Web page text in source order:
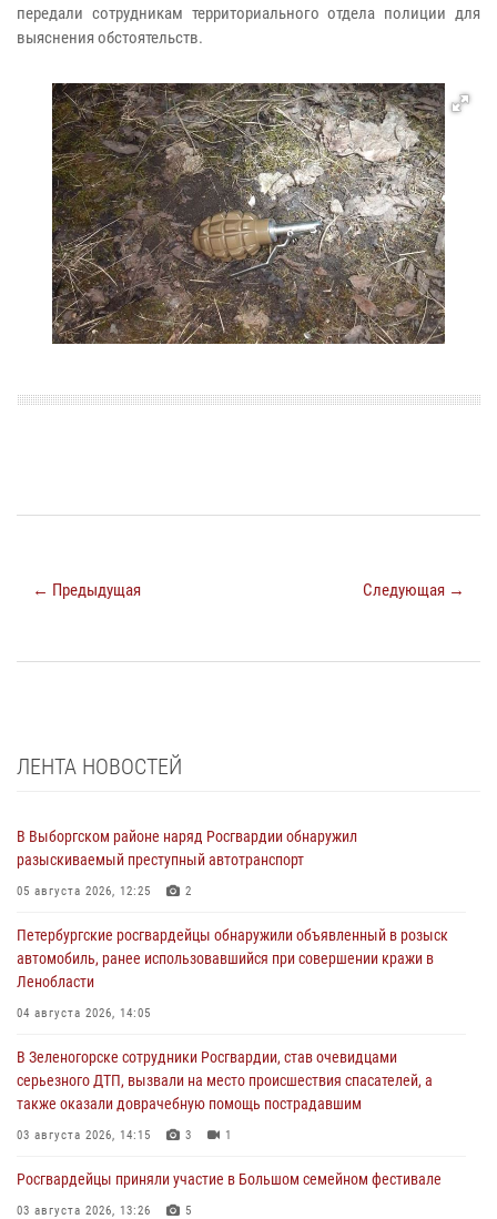
передали сотрудникам территориального отдела полиции для
выяснения обстоятельств.
← Предыдущая Следующая →
ЛЕНТА НОВОСТЕЙ
В Выборгском районе наряд Росгвардии обнаружил
разыскиваемый преступный автотранспорт
05 августа 2026, 12:25 2
Петербургские росгвардейцы обнаружили объявленный в розыск
автомобиль, ранее использовавшийся при совершении кражи в
Ленобласти
04 августа 2026, 14:05
В Зеленогорске сотрудники Росгвардии, став очевидцами
серьезного ДТП, вызвали на место происшествия спасателей, а
также оказали доврачебную помощь пострадавшим
03 августа 2026, 14:15 3 1
Росгвардейцы приняли участие в Большом семейном фестивале
03 августа 2026, 13:26 5